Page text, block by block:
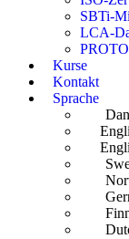
SBTi-
LCA-
Kurse
Kontakt
Sprache